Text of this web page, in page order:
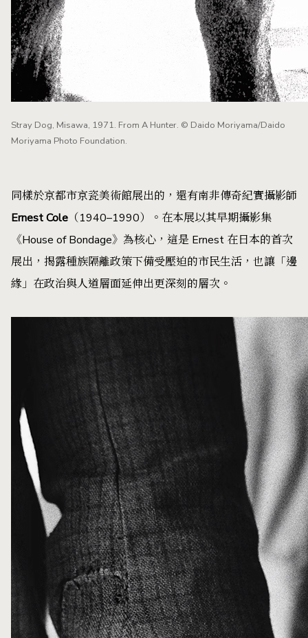
Stray Dog, Misawa, 1971. From A Hunter. © Daido Moriyama/Daido
Moriyama Photo Foundation.
同樣於京都市京瓷美術館展出的，還有南非傳奇紀實攝影師
Ernest Cole （1940–1990）。在本展以其早期攝影集
《House of Bondage》為核心，這是 Ernest 在日本的首次
展出，揭露種族隔離政策下備受壓迫的市民生活，也讓「邊
緣」在政治與人道層面延伸出更深刻的層次。